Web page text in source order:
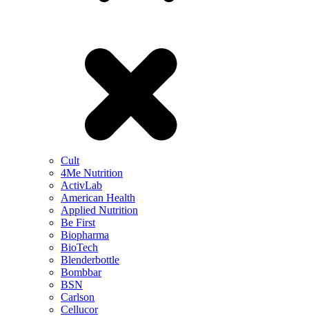
Cult
4Me Nutrition
ActivLab
American Health
Applied Nutrition
Be First
Biopharma
BioTech
Blenderbottle
Bombbar
BSN
Carlson
Cellucor